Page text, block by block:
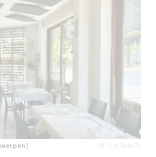
© Non Solo Tè